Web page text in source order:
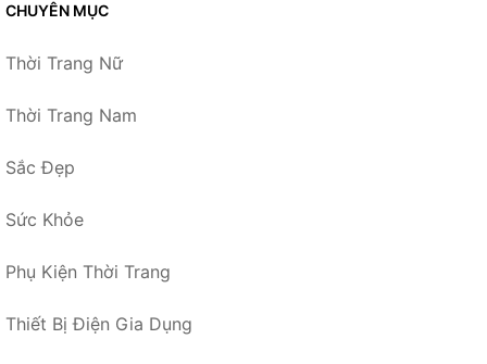
CHUYÊN MỤC
Thời Trang Nữ
Thời Trang Nam
Sắc Đẹp
Sức Khỏe
Phụ Kiện Thời Trang
Thiết Bị Điện Gia Dụng